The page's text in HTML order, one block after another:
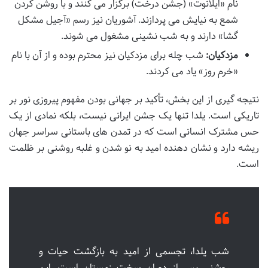
نام «ایلانوت» (جشن درخت) برگزار می کنند و با روشن کردن
شمع به نیایش می پردازند. آشوریان نیز رسم «آجیل مشکل
گشا» دارند و به شب نشینی مشغول می شوند.
مزدکیان: شب چله برای مزدکیان نیز محترم بوده و از آن با نام
«خرم روز» یاد می کردند.
نتیجه گیری از این بخش، تأکید بر جهانی بودن مفهوم پیروزی نور بر
تاریکی است. یلدا تنها یک جشن ایرانی نیست، بلکه نمادی از یک
حس مشترک انسانی است که در تمدن های باستانی سراسر جهان
ریشه دارد و نشان دهنده امید به نو شدن و غلبه روشنی بر ظلمت
است.
شب یلدا، تجسمی از امید به بازگشت حیات و